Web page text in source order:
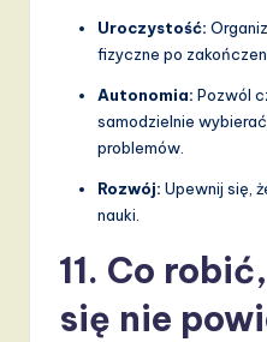
Uroczystość:
fizyczne po
Autonomia: Pozwól
samodzielnie
problemów.
Rozwój: Upewnij się,
nauki.
11. Co
się nie